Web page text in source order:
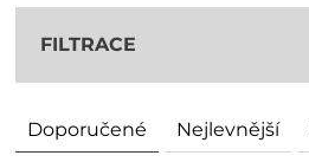
FILTRACE
Doporučené Nejlevnější